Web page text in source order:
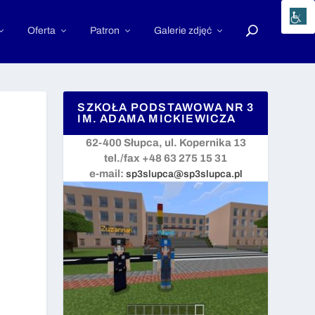
Oferta Patron Galerie zdjęć
SZKOŁA PODSTAWOWA NR 3
IM. ADAMA MICKIEWICZA
62-400 Słupca, ul. Kopernika 13
tel./fax +48 63 275 15 31
e-mail: sp3slupca@sp3slupca.pl